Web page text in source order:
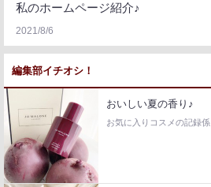
私のホームページ紹介♪
2021/8/6
編集部イチオシ！
おいしい夏の香り♪
お気に入りコスメの記録係